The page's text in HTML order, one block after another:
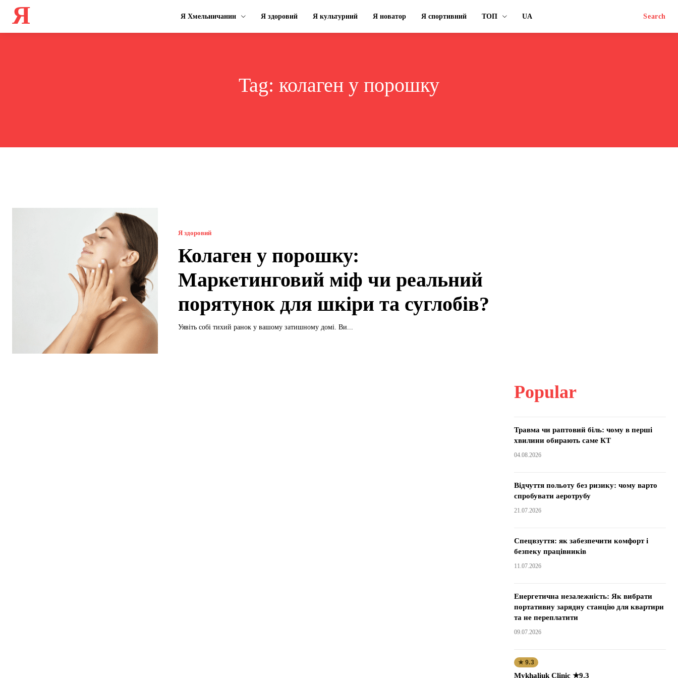
Я Я Хмельничанин Я здоровий Я культурний Я новатор Я спортивний ТОП UA Search
Tag: колаген у порошку
Я здоровий
Колаген у порошку:
Маркетинговий міф чи реальний
порятунок для шкіри та суглобів?
Уявіть собі тихий ранок у вашому затишному домі. Ви...
Popular
Травма чи раптовий біль: чому в перші
хвилини обирають саме КТ
04.08.2026
Відчуття польоту без ризику: чому варто
спробувати аеротрубу
21.07.2026
Спецвзуття: як забезпечити комфорт і
безпеку працівників
11.07.2026
Енергетична незалежність: Як вибрати
портативну зарядну станцію для квартири
та не переплатити
09.07.2026
★ 9.3
Mykhaliuk Clinic ★9.3